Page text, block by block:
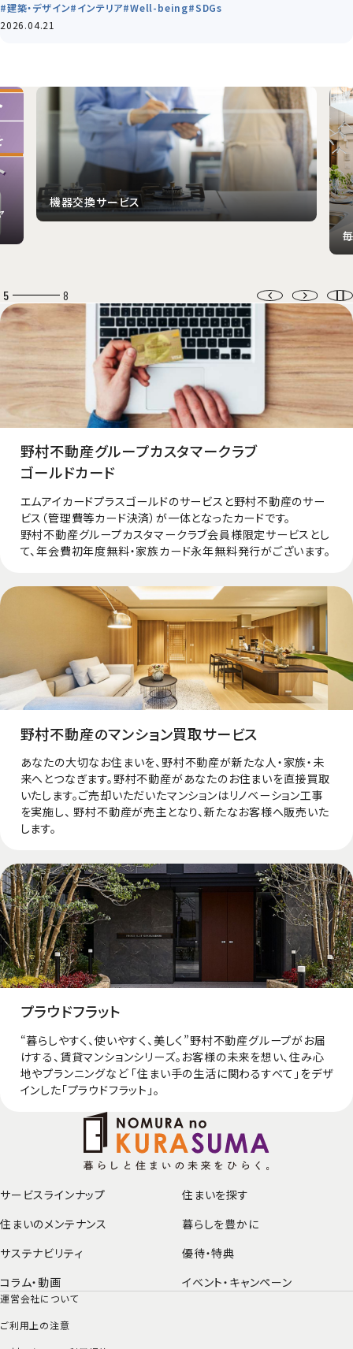
#建築・デザイン#インテリア#Well-being#SDGs
2026.04.21
6 8
野村不動産グループカスタマークラブ
ゴールドカード
エムアイカードプラスゴールドのサービスと野村不動産のサー
ビス（管理費等カード決済）が一体となったカードです。
野村不動産グループカスタマークラブ会員様限定サービスとし
て、年会費初年度無料・家族カード永年無料発行がございます。
野村不動産のマンション買取サービス
あなたの大切なお住まいを、野村不動産が新たな人・家族・未
来へとつなぎます。野村不動産があなたのお住まいを直接買取
いたします。ご売却いただいたマンションはリノベーション⼯事
を実施し、 野村不動産が売主となり、新たなお客様へ販売いた
します。
プラウドフラット
“暮らしやすく、使いやすく、美しく”野村不動産グループがお届
けする、賃貸マンションシリーズ。お客様の未来を想い、住み心
地やプランニングなど 「住まい手の生活に関わるすべて」をデザ
インした「プラウドフラット」。
サービスラインナップ
住まいを探す
住まいのメンテナンス
暮らしを豊かに
サステナビリティ
優待・特典
コラム・動画
イベント・ キャンペーン
運営会社について
ご利用上の注意